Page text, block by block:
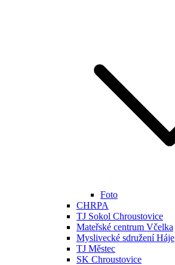
Foto
CHRPA
TJ Sokol Chroustovice
Mateřské centrum Včelka
Myslivecké sdružení Háje
TJ Městec
SK Chroustovice